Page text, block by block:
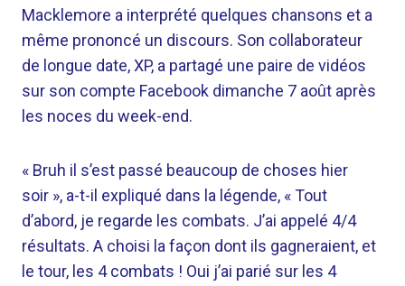
Macklemore a interprété quelques chansons et a
même prononcé un discours. Son collaborateur
de longue date, XP, a partagé une paire de vidéos
sur son compte Facebook dimanche 7 août après
les noces du week-end.
« Bruh il s’est passé beaucoup de choses hier
soir », a-t-il expliqué dans la légende, « Tout
d’abord, je regarde les combats. J’ai appelé 4/4
résultats. A choisi la façon dont ils gagneraient, et
le tour, les 4 combats ! Oui j’ai parié sur les 4